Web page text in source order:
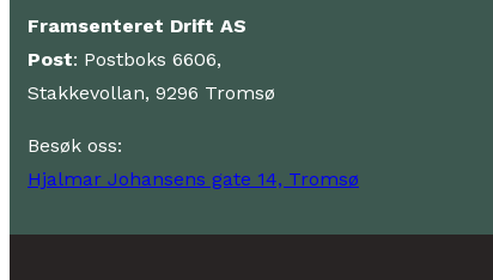
Framsenteret Drift AS
Post: Postboks 6606,
Stakkevollan, 9296 Tromsø
Besøk oss:
Hjalmar Johansens gate 14, Tromsø